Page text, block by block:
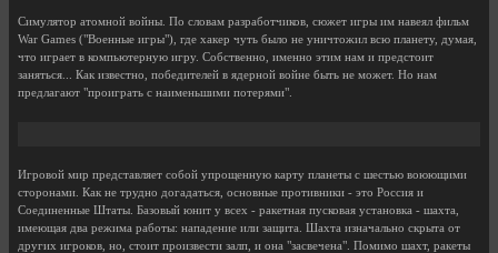
Симулятор атомной войны. По словам разработчиков, сюжет игры им навеял фильм
War Games ("Военные игры"), где хакер чуть было не уничтожил всю планету, думая,
что играет в компьютерную игру. Собственно, именно этим нам и предстоит
заняться... Как известно, победителей в ядерной войне быть не может. Но нам
предлагают "проиграть с наименьшими потерями".
Игровой мир представляет собой упрощенную карту планеты с шестью воюющими
сторонами. Как не трудно догадаться, основные противники - это Россия и
Соединенные Штаты. Базовый юнит у всех - ракетная пусковая установка - шахта,
имеющая два режима работы: нападение или защита. Шахта изначально скрыта от
других игроков, но, стоит произвести залп, и она "засвечена". Помимо шахт, ракеты